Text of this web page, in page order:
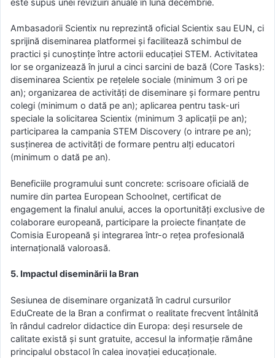
Ambasadorii Scientix nu reprezintă oficial Scientix sau EUN, ci
sprijină diseminarea platformei și facilitează schimbul de
practici și cunoștințe între actorii educației STEM. Activitatea
lor se organizează în jurul a cinci sarcini de bază (Core Tasks):
diseminarea Scientix pe rețelele sociale (minimum 3 ori pe
an); organizarea de activități de diseminare și formare pentru
colegi (minimum o dată pe an); aplicarea pentru task-uri
speciale la solicitarea Scientix (minimum 3 aplicații pe an);
participarea la campania STEM Discovery (o intrare pe an);
susținerea de activități de formare pentru alți educatori
(minimum o dată pe an).
Beneficiile programului sunt concrete: scrisoare oficială de
numire din partea European Schoolnet, certificat de
engagement la finalul anului, acces la oportunități exclusive de
colaborare europeană, participare la proiecte finanțate de
Comisia Europeană și integrarea într-o rețea profesională
internațională valoroasă.
5. Impactul diseminării la Bran
Sesiunea de diseminare organizată în cadrul cursurilor
EduCreate de la Bran a confirmat o realitate frecvent întâlnită
în rândul cadrelor didactice din Europa: deși resursele de
calitate există și sunt gratuite, accesul la informație rămâne
principalul obstacol în calea inovației educaționale.